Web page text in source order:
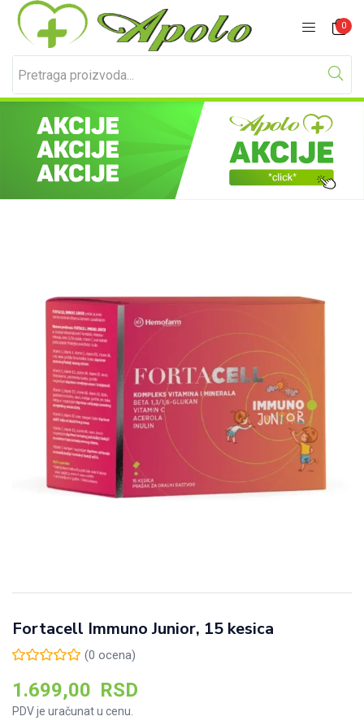
0
Prijavite se Registracija
Unesite svoje korisničko ime i lozinku za prijavu.
Zapamti me Izgubljena lozinka?
Fortacell Immuno Junior, 15 kesica
(0 ocena)
1.699,00 RSD
PDV je uračunat u cenu.